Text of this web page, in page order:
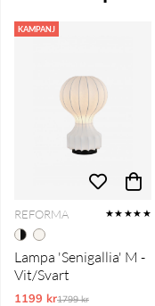
KAMPANJ
REFORMA ★★★★★
Lampa 'Senigallia' M -
Vit/Svart
1199 krOrdinarie pris:
1799 kr